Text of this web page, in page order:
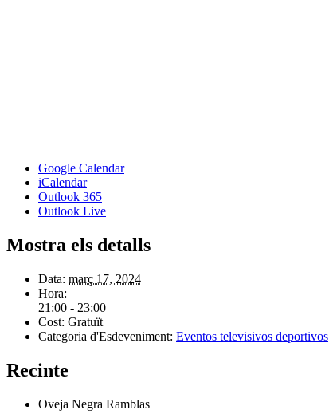
Google Calendar
iCalendar
Outlook 365
Outlook Live
Mostra els detalls
Data: març 17, 2024
Hora:
21:00 - 23:00
Cost: Gratuït
Categoria d'Esdeveniment: Eventos televisivos deportivos
Recinte
Oveja Negra Ramblas